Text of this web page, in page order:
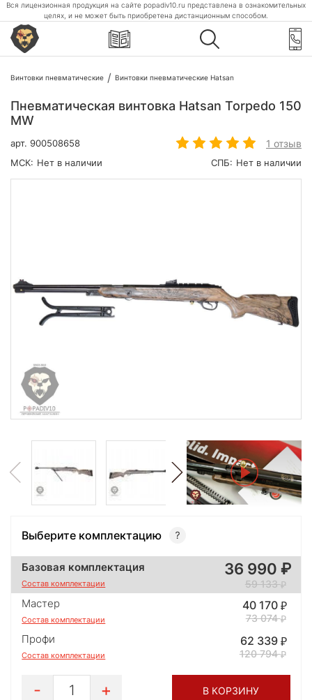
Вся лицензионная продукция на сайте popadiv10.ru представлена в ознакомительных
целях, и не может быть приобретена дистанционным способом.
Винтовки пневматические Винтовки пневматические Hatsan
Пневматическая винтовка Hatsan Torpedo 150
MW
арт. 900508658 1 отзыв
МСК: Нет в наличии СПБ: Нет в наличии
Выберите комплектацию
Базовая комплектация
Состав комплектации
36 990
59 133
Мастер
Состав комплектации
40 170
73 074
Профи
Состав комплектации
62 339
120 794
1 В КОРЗИНУ